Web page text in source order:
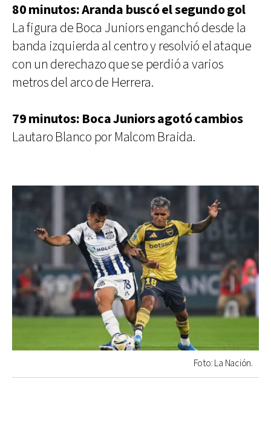
80 minutos: Aranda buscó el segundo gol
La figura de Boca Juniors enganchó desde la
banda izquierda al centro y resolvió el ataque
con un derechazo que se perdió a varios
metros del arco de Herrera.
79 minutos: Boca Juniors agotó cambios
Lautaro Blanco por Malcom Braida.
Foto: La Nación.